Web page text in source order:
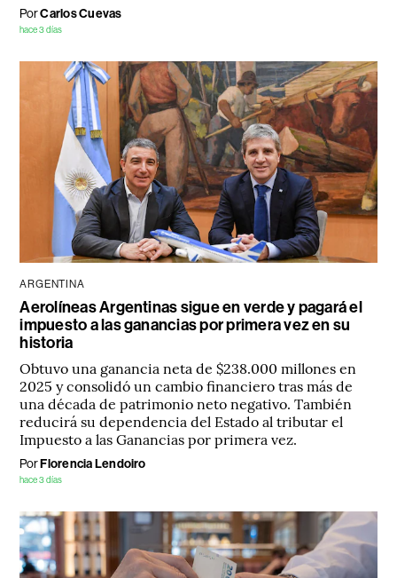
PorCarlos Cuevas
hace 3 días
ARGENTINA
Aerolíneas Argentinas sigue en verde y pagará el
impuesto a las ganancias por primera vez en su
historia
Obtuvo una ganancia neta de $238.000 millones en
2025 y consolidó un cambio financiero tras más de
una década de patrimonio neto negativo. También
reducirá su dependencia del Estado al tributar el
Impuesto a las Ganancias por primera vez.
PorFlorencia Lendoiro
hace 3 días